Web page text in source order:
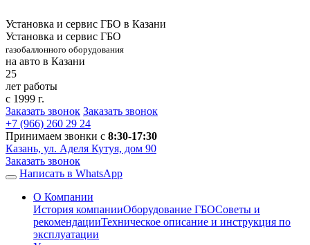
Установка и сервис ГБО в Казани
Установка и сервис ГБО
газобаллонного оборудования
на авто в Казани
25
лет работы
с 1999 г.
Заказать звонок Заказать звонок
+7 (966) 260 29 24
Принимаем звонки с 8:30-17:30
Казань, ул. Аделя Кутуя, дом 90
Заказать звонок
Написать в WhatsApp
О Компании
История компанииОборудование ГБОСоветы и
рекомендацииТехническое описание и инструкция по
эксплуатации